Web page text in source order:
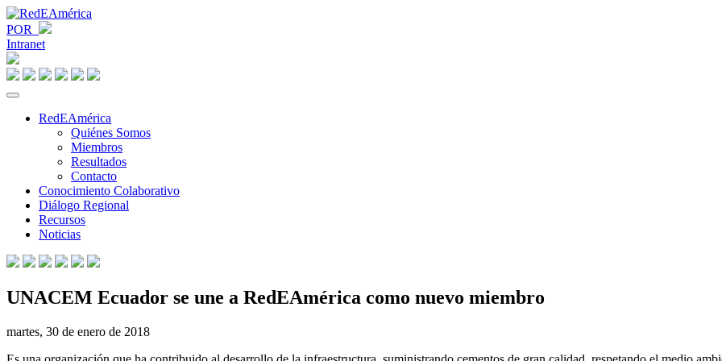
POR
Intranet
RedEAmérica
Quiénes Somos
Miembros
Resultados
Contacto
Conocimiento Colaborativo
Diálogo Regional
Recursos
Noticias
UNACEM Ecuador se une a RedEAmérica como nuevo miembro
martes, 30 de enero de 2018